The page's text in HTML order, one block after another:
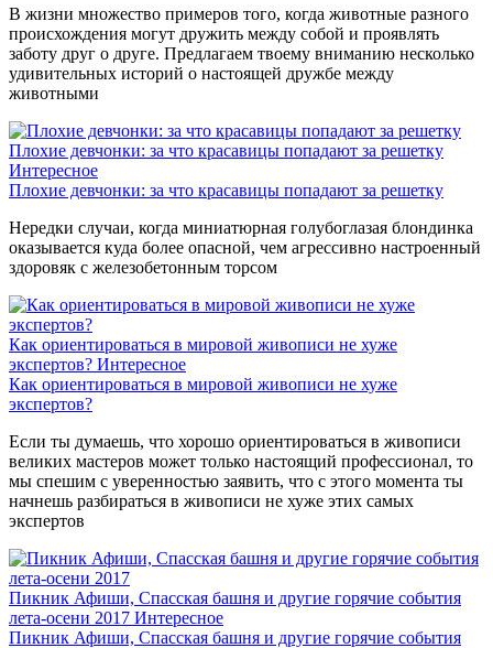
В жизни множество примеров того, когда животные разного
происхождения могут дружить между собой и проявлять
заботу друг о друге. Предлагаем твоему вниманию несколько
удивительных историй о настоящей дружбе между
животными
Плохие девчонки: за что красавицы попадают за решетку
Интересное
Плохие девчонки: за что красавицы попадают за решетку
Нередки случаи, когда миниатюрная голубоглазая блондинка
оказывается куда более опасной, чем агрессивно настроенный
здоровяк с железобетонным торсом
Как ориентироваться в мировой живописи не хуже
экспертов? Интересное
Как ориентироваться в мировой живописи не хуже
экспертов?
Если ты думаешь, что хорошо ориентироваться в живописи
великих мастеров может только настоящий профессионал, то
мы спешим с уверенностью заявить, что с этого момента ты
начнешь разбираться в живописи не хуже этих самых
экспертов
Пикник Афиши, Спасская башня и другие горячие события
лета-осени 2017 Интересное
Пикник Афиши, Спасская башня и другие горячие события